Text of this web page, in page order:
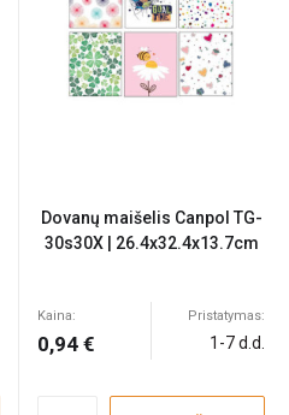
Dovanų maišelis Canpol TG-
30s30X | 26.4x32.4x13.7cm
Kaina:
0,94 €
Pristatymas:
1-7 d.d.